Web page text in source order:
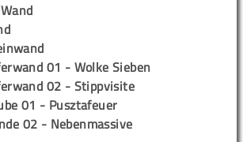
01 - Wolke Sieben
02 - Stippvisite
01 - Pusztafeuer
02 - Nebenmassive